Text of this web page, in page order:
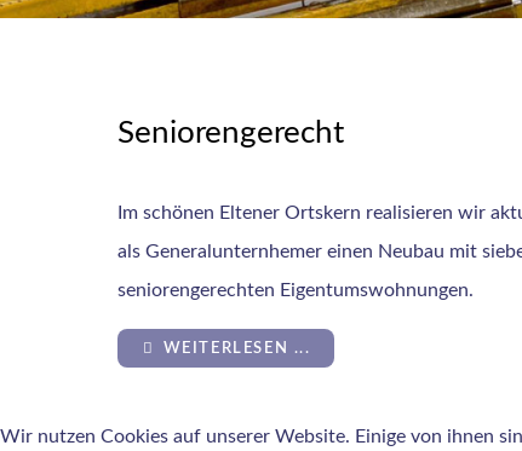
Seniorengerecht
Im schönen Eltener Ortskern realisieren wir
als Generalunternhemer einen Neubau mit
seniorengerechten Eigentumswohnungen.
WEITERLESEN ...
Wir nutzen Cookies auf unserer Website. Einige von ihnen